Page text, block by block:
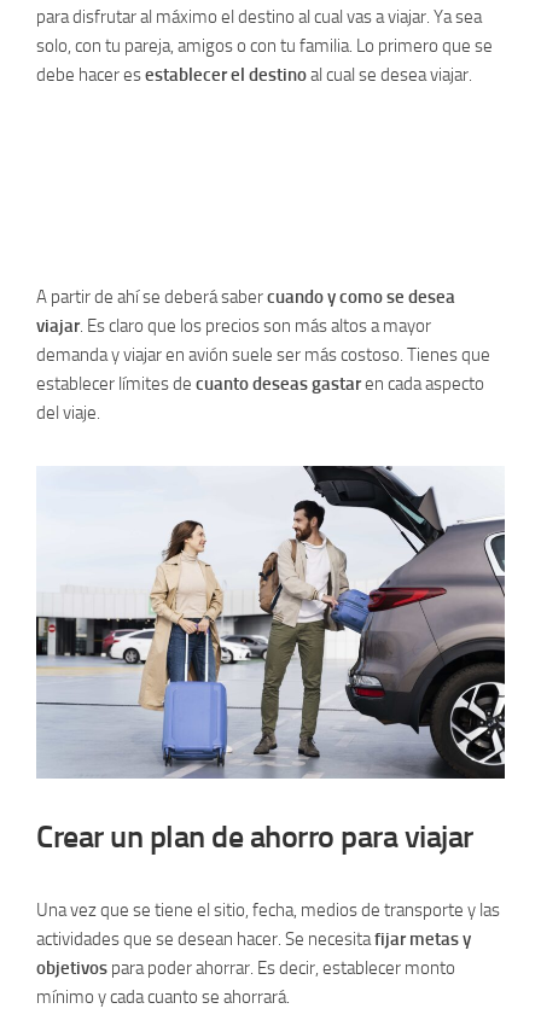
para disfrutar al máximo el destino al cual vas a viajar. Ya sea
solo, con tu pareja, amigos o con tu familia. Lo primero que se
debe hacer esestablecer el destinoal cual se desea viajar.
A partir de ahí se deberá sabercuando y como se desea
viajar. Es claro que los precios son más altos a mayor
demanda y viajar en avión suele ser más costoso. Tienes que
establecer límites de cuanto deseas gastaren cada aspecto
del viaje.
Crear un plan de ahorro para viajar
Una vez que se tiene el sitio, fecha, medios de transporte y las
actividades que se desean hacer. Se necesitafijar metas y
objetivos para poder ahorrar. Es decir, establecer monto
mínimo y cada cuanto se ahorrará.